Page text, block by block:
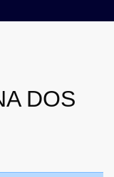
DOS